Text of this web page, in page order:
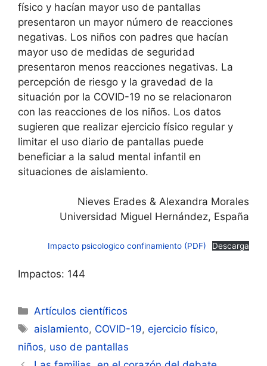
físico y hacían mayor uso de pantallas
presentaron un mayor número de reacciones
negativas. Los niños con padres que hacían
mayor uso de medidas de seguridad
presentaron menos reacciones negativas. La
percepción de riesgo y la gravedad de la
situación por la COVID-19 no se relacionaron
con las reacciones de los niños. Los datos
sugieren que realizar ejercicio físico regular y
limitar el uso diario de pantallas puede
beneficiar a la salud mental infantil en
situaciones de aislamiento.
Nieves Erades & Alexandra Morales
Universidad Miguel Hernández, España
Impacto psicologico confinamiento (PDF) Descarga
Impactos: 144
Categorías
Artículos científicos
Etiquetas
aislamiento, COVID-19,ejercicio físico,
niños, uso de pantallas
Navegación